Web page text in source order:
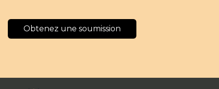
Obtenez une soumission